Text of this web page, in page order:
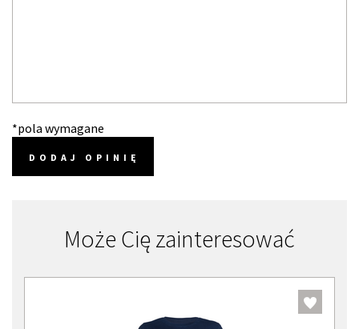
*pola wymagane
DODAJ OPINIĘ
Może Cię zainteresować